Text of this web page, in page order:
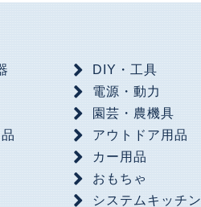
DIY・工具
電源・動力
園芸・農機具
アウトドア用品
カー用品
おもちゃ
システムキッチン